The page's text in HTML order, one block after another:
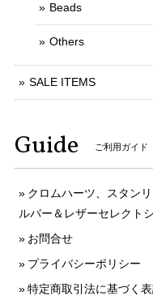
Beads
Others
SALE ITEMS
Guide ご利用ガイド
クロムハーツ、スタン
ルバー＆レザーセレクト
お問合せ
プライバシーポリシー
特定商取引法に基づく